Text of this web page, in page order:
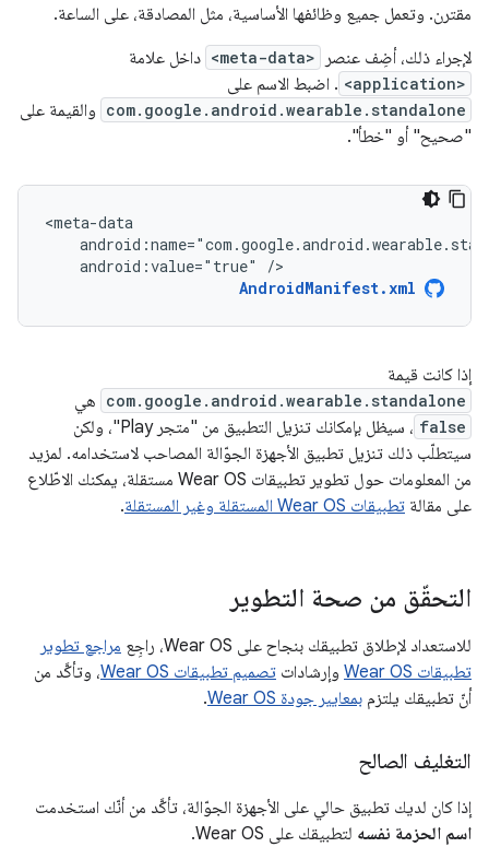
مقترن. وتعمل جميع وظائفها الأساسية، مثل المصادقة، على الساعة.
لإجراء ذلك، أضِف عنصر
<meta-data> داخل علامة
<application> . اضبط الاسم على
com.google.android.wearable.standalone والقيمة على
"صحيح" أو "خطأ".
android:value="true"
/>
AndroidManifest.xml
إذا كانت قيمة
com.google.android.wearable.standalone هي
false
، سيظل بإمكانك تنزيل التطبيق من "متجر Play"، ولكن
سيتطلّب ذلك تنزيل تطبيق الأجهزة الجوّالة المصاحب لاستخدامه. لمزيد
من المعلومات حول تطوير تطبيقات Wear OS مستقلة، يمكنك الاطّلاع
على مقالة تطبيقات Wear OS المستقلة وغير المستقلة .
التحقّق من صحة التطوير
للاستعداد لإطلاق تطبيقك بنجاح على Wear OS، راجِع
مراجع تطوير
تطبيقات Wear OS
وإرشادات تصميم تطبيقات Wear OS
، وتأكَّد من
أنّ تطبيقك يلتزم بمعايير جودة Wear OS .
التغليف الصالح
إذا كان لديك تطبيق حالي على الأجهزة الجوّالة، تأكَّد من أنّك استخدمت
اسم الحزمة نفسه لتطبيقك على Wear OS.